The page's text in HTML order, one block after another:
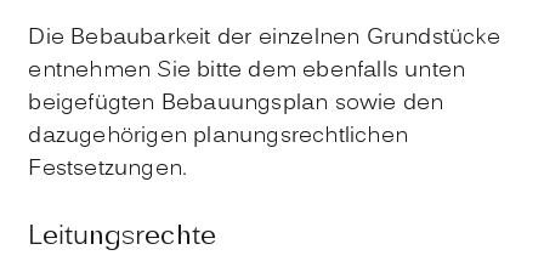
Die Bebaubarkeit der einzelnen Grundstücke
entnehmen Sie bitte dem ebenfalls unten
beigefügten Bebauungsplan sowie den
dazugehörigen planungsrechtlichen
Festsetzungen.
Leitungsrechte